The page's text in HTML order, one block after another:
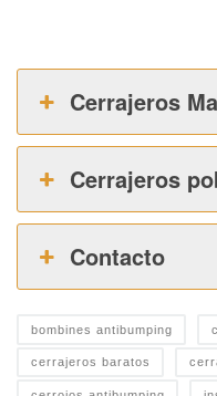
Cerrajeros
Cerrajeros
Contacto
bombines antibumping
cerrajeros baratos